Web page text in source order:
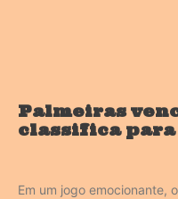
Palmeiras
classifica para
Em um jogo emocionante,